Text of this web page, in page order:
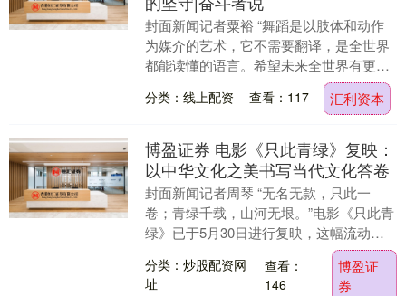
封面新闻记者粟裕 “舞蹈是以肢体和动作
为媒介的艺术，它不需要翻译，是全世界
都能读懂的语言。希望未来全世界有更多
的观众能够关注到中国舞蹈，关注新时代
的中华优秀传统....
分类：线上配资 查看：117 汇利资本
博盈证券 电影《只此青绿》复映：
以中华文化之美书写当代文化答卷
封面新闻记者周琴 “无名无款，只此一
卷；青绿千载，山河无垠。”电影《只此青
绿》已于5月30日进行复映，这幅流动的
千年画卷在光影中再度展开。作为现象级
国风影片，《....
分类：炒股配资网
址
查看：
146
博盈证
券